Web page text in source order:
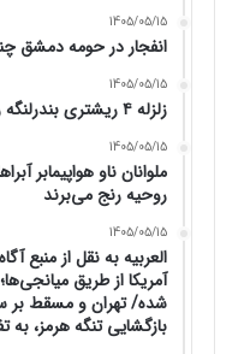
1405/05/15
انفجار در حومه دمشق
1405/05/15
زلزله ۴ ریشتری بندرلنگه را لرزاند
1405/05/15
ملوانان ناو هواپیمابر
روحیه رنج می‌برند
1405/05/15
العربیه به نقل از منبع
آمریکا از طریق
شده/ تهران و مسقط بر
بازگشایی تنگه هرمز، به